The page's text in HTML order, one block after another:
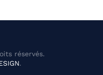
réservés.
.